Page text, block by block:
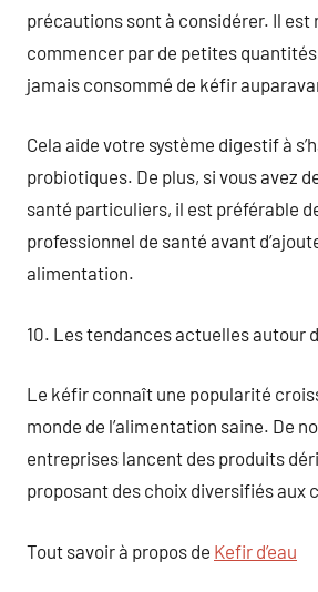
précautions sont à considérer. Il est
commencer par de petites quantités
jamais consommé de kéfir
Cela aide votre système digestif à
probiotiques. De plus, si vous avez
santé particuliers, il est préférable
professionnel de santé avant
alimentation.
10. Les tendances actuelles autour
Le kéfir connaît une popularité
monde de l’alimentation saine. De
entreprises lancent des produits
proposant des choix diversifiés aux
Tout savoir à propos de Kefir d’eau